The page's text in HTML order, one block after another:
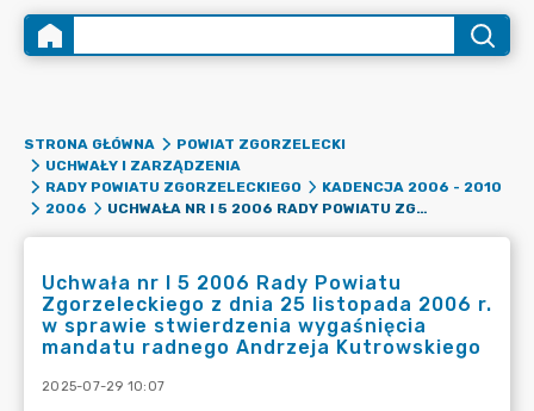
STRONA GŁÓWNA
POWIAT ZGORZELECKI
UCHWAŁY I ZARZĄDZENIA
RADY POWIATU ZGORZELECKIEGO
KADENCJA 2006 - 2010
2006
UCHWAŁA NR I 5 2006 RADY POWIATU ZGORZELECKIEGO Z DNIA 25 LISTOPADA 2006 R. W SPRAWIE STWIERDZENIA WYGAŚNIĘCIA MANDATU RADNEGO ANDRZEJA KUTROWSKIEGO
Uchwała nr I 5 2006 Rady Powiatu
Zgorzeleckiego z dnia 25 listopada 2006 r.
w sprawie stwierdzenia wygaśnięcia
mandatu radnego Andrzeja Kutrowskiego
2025-07-29 10:07